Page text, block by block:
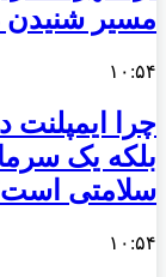
مسیر شنیدن
۱۰:۵۴
چرا ایمپلنت
بلکه یک
سلامتی
۱۰:۵۴